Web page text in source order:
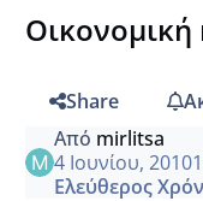
Οικονομική
Share
Από mirlitsa
4 Ιουνίου, 2010
Ελεύθερος